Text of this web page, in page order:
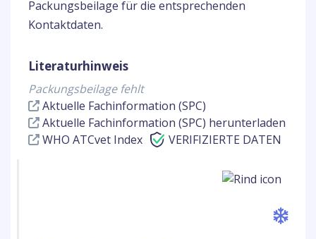
Packungsbeilage für die entsprechenden
Kontaktdaten.
Literaturhinweis
Packungsbeilage fehlt
Aktuelle Fachinformation (SPC)
Aktuelle Fachinformation (SPC) herunterladen
WHO ATCvet Index
VERIFIZIERTE DATEN